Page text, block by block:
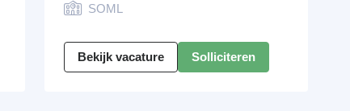
SOML
Bekijk vacature Solliciteren